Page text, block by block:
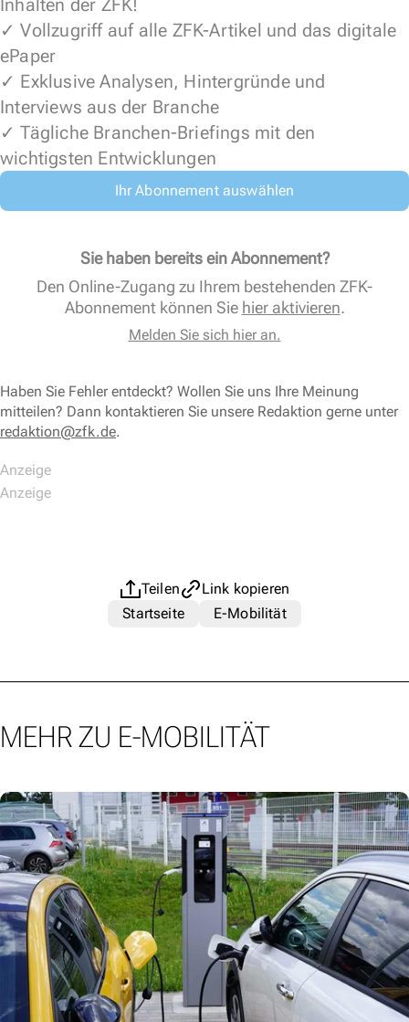
Inhalten der ZFK!
✓ Vollzugriff auf alle ZFK-Artikel und das digitale
ePaper
✓ Exklusive Analysen, Hintergründe und
Interviews aus der Branche
✓ Tägliche Branchen-Briefings mit den
wichtigsten Entwicklungen
Ihr Abonnement auswählen
Sie haben bereits ein Abonnement?
Den Online-Zugang zu Ihrem bestehenden ZFK-
Abonnement können Sie hier aktivieren.
Melden Sie sich hier an.
Haben Sie Fehler entdeckt? Wollen Sie uns Ihre Meinung
mitteilen? Dann kontaktieren Sie unsere Redaktion gerne unter
redaktion@zfk.de.
Teilen
Link kopieren
Startseite
E-Mobilität
MEHR ZU E-MOBILITÄT